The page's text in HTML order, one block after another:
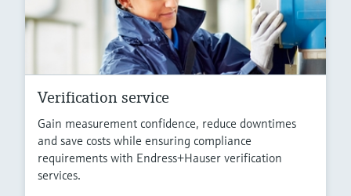
Verification service
Gain measurement confidence, reduce downtimes
and save costs while ensuring compliance
requirements with Endress+Hauser verification
services.